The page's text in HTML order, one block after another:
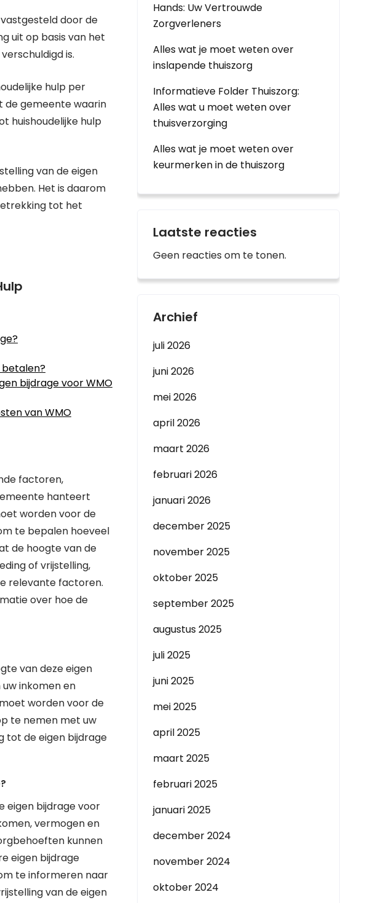
door de
uit op basis van het
is.
hulp per
de gemeente waarin
huishoudelijke hulp
van de eigen
Het is daarom
tot het
betalen?
bijdrage voor WMO
van WMO
factoren,
hanteert
worden voor de
te bepalen hoeveel
de hoogte van de
of vrijstelling,
relevante factoren.
over hoe de
van deze eigen
inkomen en
worden voor de
te nemen met uw
tot de eigen bijdrage
eigen bijdrage voor
vermogen en
kunnen
eigen bijdrage
te informeren naar
van de eigen
Hands: Uw Vertrouwde
Zorgverleners
Alles wat je moet weten over
inslapende thuiszorg
Informatieve Folder Thuiszorg:
Alles wat u moet weten over
thuisverzorging
Alles wat je moet weten over
keurmerken in de thuiszorg
Laatste reacties
Geen reacties om te tonen.
Archief
juli 2026
juni 2026
mei 2026
april 2026
maart 2026
februari 2026
januari 2026
december 2025
november 2025
oktober 2025
september 2025
augustus 2025
juli 2025
juni 2025
mei 2025
april 2025
maart 2025
februari 2025
januari 2025
december 2024
november 2024
oktober 2024